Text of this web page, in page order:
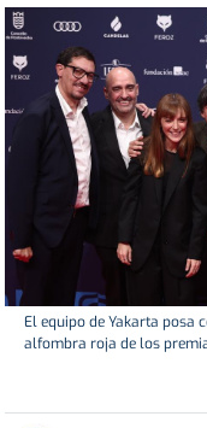
El equipo de Yakarta posa
alfombra roja de los